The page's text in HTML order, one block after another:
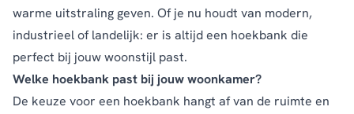
warme uitstraling geven. Of je nu houdt van modern,
industrieel of landelijk: er is altijd een hoekbank die
perfect bij jouw woonstijl past.
Welke hoekbank past bij jouw woonkamer?
De keuze voor een hoekbank hangt af van de ruimte en